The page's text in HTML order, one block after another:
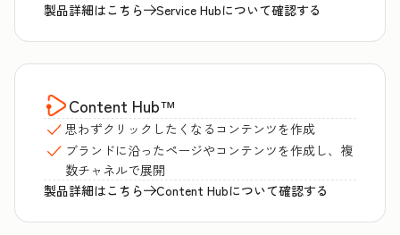
製品詳細はこちら
Service Hubについて確認する
Content Hub™
思わずクリックしたくなるコンテンツを作成
ブランドに沿ったページやコンテンツを作成し、複
数チャネルで展開
製品詳細はこちら
Content Hubについて確認する